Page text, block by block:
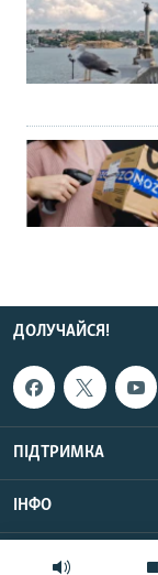
ДОЛУЧАЙСЯ!
ПІДТРИМКА
ІНФО